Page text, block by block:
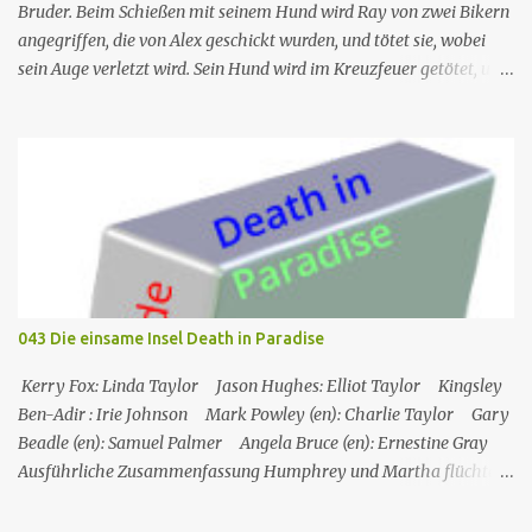
Bruder. Beim Schießen mit seinem Hund wird Ray von zwei Bikern
angegriffen, die von Alex geschickt wurden, und tötet sie, wobei
sein Auge verletzt wird. Sein Hund wird im Kreuzfeuer getötet, und
hat. Nr. (ges.) 16 Deutscher Titel Schönes Gesicht Serie Mr
Inbetween Staffel 2 Nr. (St.) 10 Original­titel Nice Face Regie Nash
Edgerton Drehbuch Scott Ryan Erstaus­strahlung (FX) 14. Nov.
2019 Deutsch­sprachige Erstaus­strahlung (FOX Channel) 20. Okt.
2021 Alex überzeugt sie davon, dass er eine große Geldsumme
versteckt hat und verhandelt dafür sein Leben, und sie fahren los,
um es zu holen. Ursprung des Titels: Nachdem Ray am Auge
gebissen hat, sagt er "nettes Auge", und Ray antwortet mit "nettes
Gesicht". Ray Sho...
043 Die einsame Insel Death in Paradise
Kerry Fox: Linda Taylor Jason Hughes: Elliot Taylor Kingsley
Ben-Adir : Irie Johnson Mark Powley (en): Charlie Taylor Gary
Beadle (en): Samuel Palmer Angela Bruce (en): Ernestine Gray
Ausführliche Zusammenfassung Humphrey und Martha flüchten